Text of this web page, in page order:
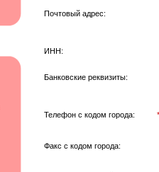
Почтовый адрес:
ИНН:
Банковские реквизиты:
Телефон с кодом города: *
Факс с кодом города: